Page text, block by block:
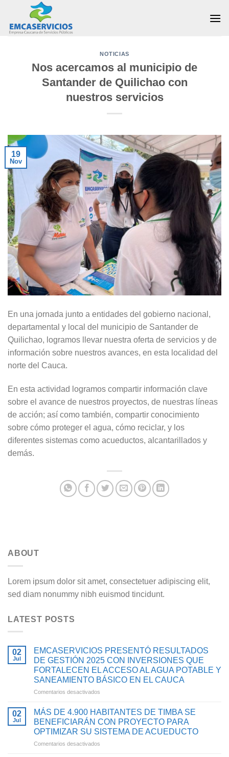
content
NOTICIAS
Nos acercamos al municipio de
Santander de Quilichao con
nuestros servicios
19
Nov
En una jornada junto a entidades del gobierno nacional,
departamental y local del municipio de Santander de
Quilichao, logramos llevar nuestra oferta de servicios y de
información sobre nuestros avances, en esta localidad del
norte del Cauca.
En esta actividad logramos compartir información clave
sobre el avance de nuestros proyectos, de nuestras líneas
de acción; así como también, compartir conocimiento
sobre cómo proteger el agua, cómo reciclar, y los
diferentes sistemas como acueductos, alcantarillados y
demás.
ABOUT
Lorem ipsum dolor sit amet, consectetuer adipiscing elit,
sed diam nonummy nibh euismod tincidunt.
LATEST POSTS
02
Jul
EMCASERVICIOS PRESENTÓ RESULTADOS
DE GESTIÓN 2025 CON INVERSIONES QUE
FORTALECEN EL ACCESO AL AGUA POTABLE Y
SANEAMIENTO BÁSICO EN EL CAUCA
Comentarios desactivados
PRESENTÓ
RESULTADOS
DE
GESTIÓN
02
Jul
MÁS DE 4.900 HABITANTES DE TIMBA SE
BENEFICIARÁN CON PROYECTO PARA
OPTIMIZAR SU SISTEMA DE ACUEDUCTO
Comentarios desactivados